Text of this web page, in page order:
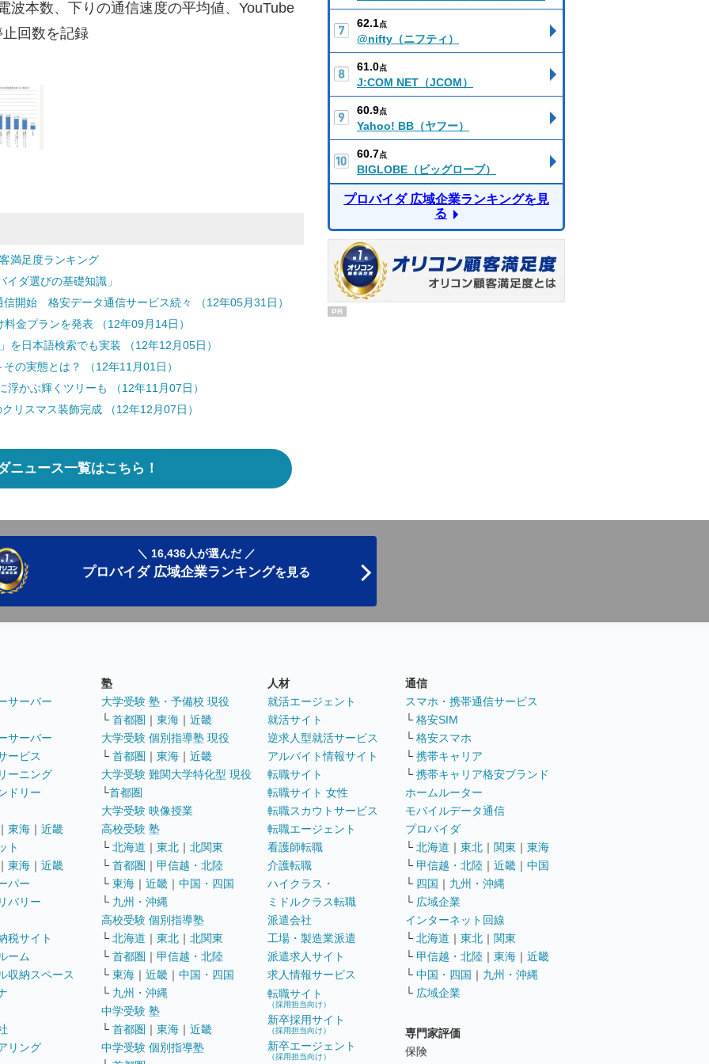
波本数、下りの通信速度の平均値、YouTube
回数を記録
満足度ランキング
ダ選びの基礎知識」
開始 格安データ通信サービス続々 （12年05月31日）
金プランを発表 （12年09月14日）
を日本語検索でも実装 （12年12月05日）
の実態とは？ （12年11月01日）
かぶ輝くツリーも （12年11月07日）
リスマス装飾完成 （12年12月07日）
ニュース一覧はこちら！
62.1点
@nifty（ニフティ）
61.0点
J:COM NET（JCOM）
60.9点
Yahoo! BB（ヤフー）
60.7点
BIGLOBE（ビッグローブ）
プロバイダ 広域企業ランキングを見
る
PR
＼ 16,436人が選んだ ／
プロバイダ 広域企業ランキングを見る
サーバー
サーバー
ービス
ーニング
ドリー
東海 ｜ 近畿
ト
東海 ｜ 近畿
パー
バリー
税サイト
ーム
収納スペース
リング
塾
大学受験 塾・予備校 現役
└ 首都圏 ｜ 東海 ｜ 近畿
大学受験 個別指導塾 現役
└ 首都圏 ｜ 東海 ｜ 近畿
大学受験 難関大学特化型 現役
└首都圏
大学受験 映像授業
高校受験 塾
└ 北海道 ｜ 東北 ｜ 北関東
└ 首都圏 ｜ 甲信越・北陸
└ 東海 ｜ 近畿 ｜ 中国・四国
└ 九州・沖縄
高校受験 個別指導塾
└ 北海道 ｜ 東北 ｜ 北関東
└ 首都圏 ｜ 甲信越・北陸
└ 東海 ｜ 近畿 ｜ 中国・四国
└ 九州・沖縄
中学受験 塾
└ 首都圏 ｜ 東海 ｜ 近畿
中学受験 個別指導塾
人材
就活エージェント
就活サイト
逆求人型就活サービス
アルバイト情報サイト
転職サイト
転職サイト 女性
転職スカウトサービス
転職エージェント
看護師転職
介護転職
ハイクラス・
ミドルクラス転職
派遣会社
工場・製造業派遣
派遣求人サイト
求人情報サービス
転職サイト
（採用担当向け）
新卒採用サイト
（採用担当向け）
新卒エージェント
（採用担当向け）
通信
スマホ・携帯通信サービス
└ 格安SIM
└ 格安スマホ
└ 携帯キャリア
└ 携帯キャリア格安ブランド
ホームルーター
モバイルデータ通信
プロバイダ
└ 北海道 ｜ 東北 ｜ 関東 ｜ 東海
└ 甲信越・北陸 ｜ 近畿 ｜ 中国
└ 四国 ｜ 九州・沖縄
└ 広域企業
インターネット回線
└ 北海道 ｜ 東北 ｜ 関東
└ 甲信越・北陸 ｜ 東海 ｜ 近畿
└ 中国・四国 ｜ 九州・沖縄
└ 広域企業
専門家評価
保険